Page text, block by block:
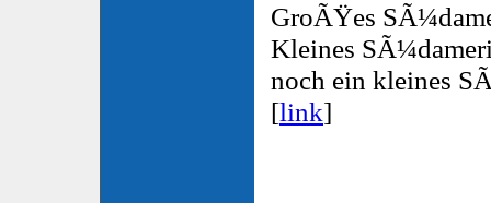
GroÃŸes
Kleines
noch ein kleines
[link]